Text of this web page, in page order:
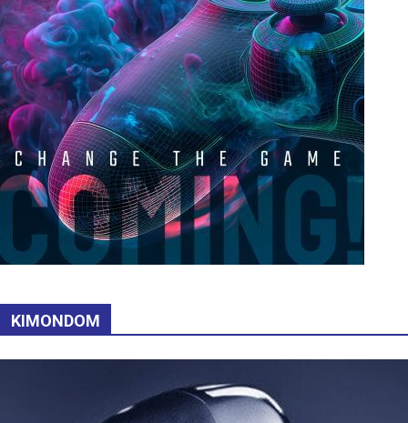
KIMONDOM